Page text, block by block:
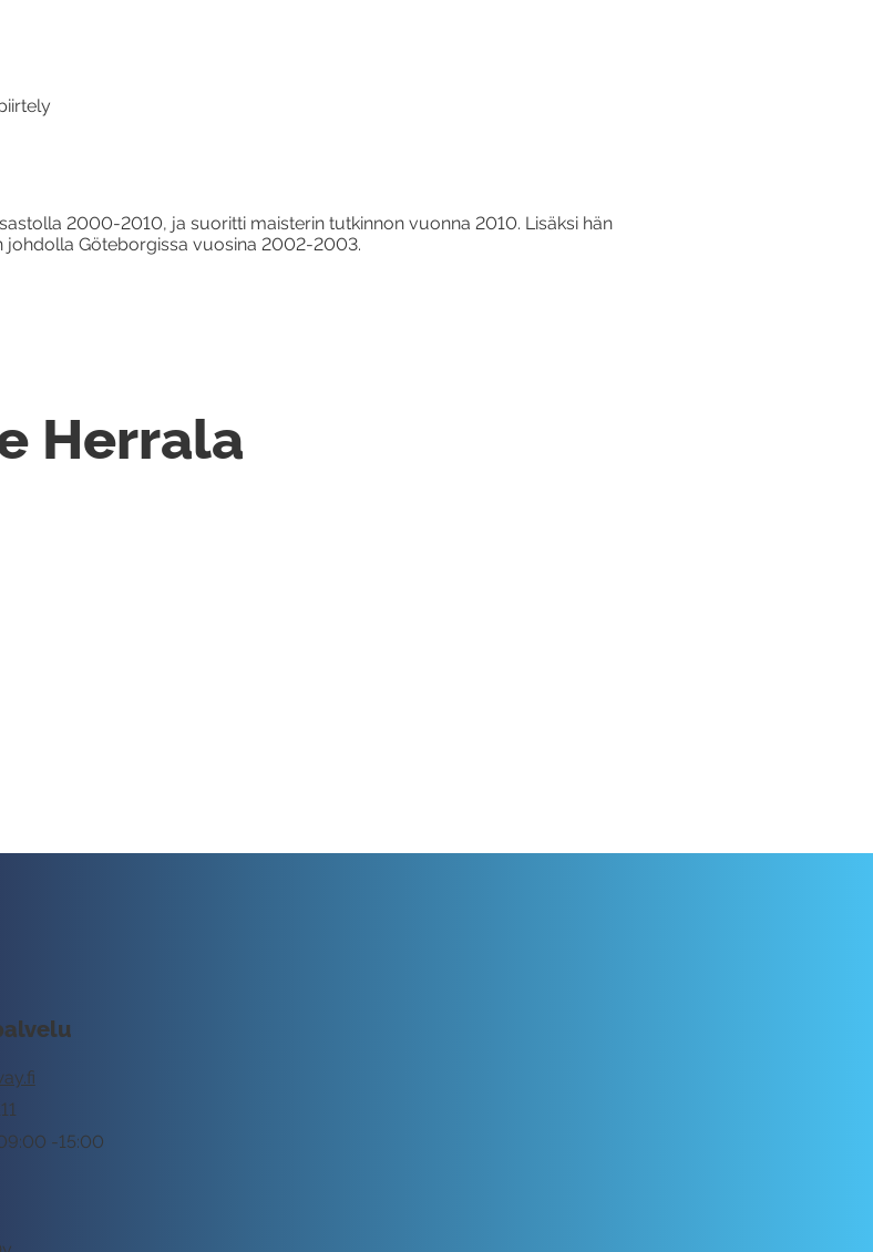
Herrala
2000-2010, ja suoritti maisterin tutkinnon vuonna 2010. Lisäksi hän
Göteborgissa vuosina 2002-2003.
-15:00